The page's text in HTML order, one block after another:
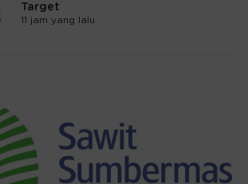
Target
11 jam yang lalu